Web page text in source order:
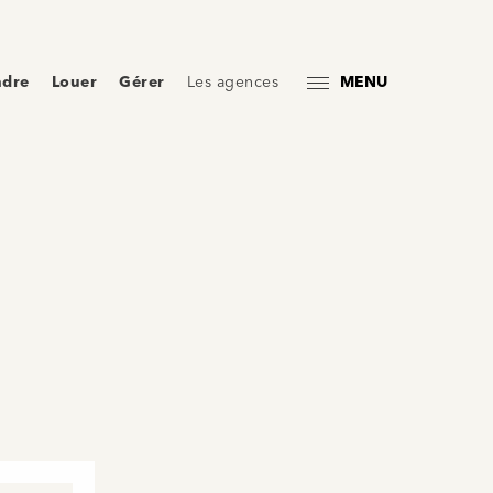
Louer Gérer Les agences MENU